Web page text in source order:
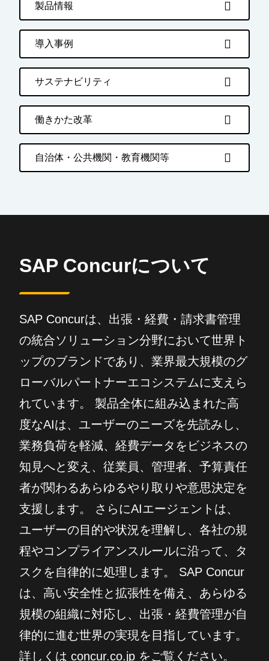
製品情報
導入事例
サステナビリティ
働きかた改革
自治体・公共機関・教育機関等
SAP Concurについて
SAP Concurは、出張・経費・請求書管理
の統合ソリューション分野において世界ト
ップのブランドであり、業界最大規模のグ
ローバルパートナーエコシステムに支えら
れています。 製品全体に組み込まれた高
度なAIは、ユーザーのニーズを先読みし、
業務負荷を軽減、経費データをビジネスの
知見へと変え、従業員、管理者、予算責任
者が関わるあらゆるやり取りや意思決定を
支援します。 さらにAIエージェントは、
ユーザーの目的や状況を理解し、各社の規
程やコンプライアンスルールに沿って、タ
スクを自律的に処理します。 SAP Concur
は、高い安全性と拡張性を備え、あらゆる
規模の組織に対応し、出張・経費管理が自
律的に進む世界の実現を目指しています。
詳しくは concur.co.jp をご覧ください。